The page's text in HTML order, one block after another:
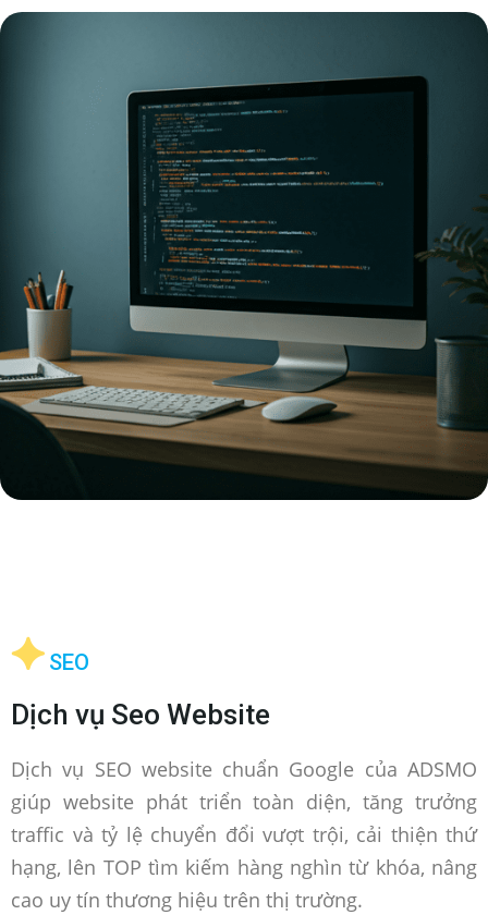
SEO
Dịch vụ Seo Website
Dịch vụ SEO website chuẩn Google của ADSMO
giúp website phát triển toàn diện, tăng trưởng
traffic và tỷ lệ chuyển đổi vượt trội, cải thiện thứ
hạng, lên TOP tìm kiếm hàng nghìn từ khóa, nâng
cao uy tín thương hiệu trên thị trường.